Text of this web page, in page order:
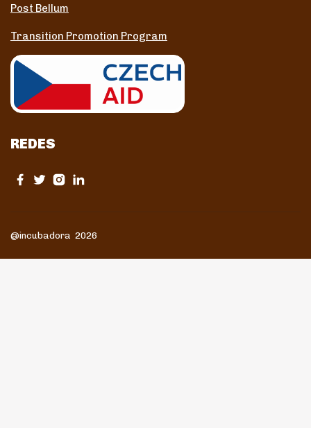
Post Bellum
Transition Promotion Program
REDES
@incubadora 2026